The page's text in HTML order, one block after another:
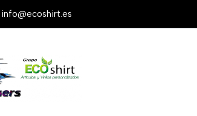
info@ecoshirt.es
Pegatinas Pininfarina Ref: Dp190